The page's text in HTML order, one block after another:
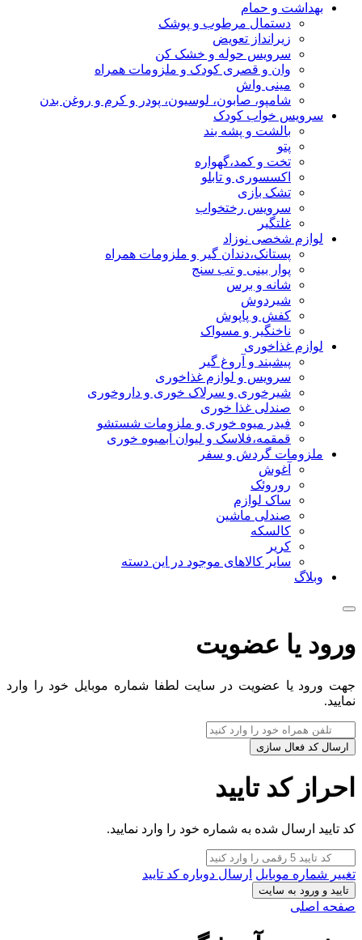
بهداشت و حمام
دستمال مرطوب و پوشک
زیرانداز تعویض
سرویس حوله و خشک کن
وان و قصری کودک و ملزومات همراه
مینی واش
شامپو، صابون، لوسیون، پودر و کرم و روغن بدن
سرویس خواب کودک
بالشت و پشه بند
پتو
تخت و کمد،گهواره
اکسسوری و تابلو
تشک بازی
سرویس رختخواب
غلتگیر
لوازم شخصی نوزاد
پستانک،دندان گیر و ملزومات همراه
پوار بینی و تب سنج
شانه و برس
شیردوش
کفش و پاپوش
ناخنگیر و مسواک
لوازم غذاخوری
پیشبند و آروغ گیر
سرویس و لوازم غذاخوری
شیرخوری و سرلاک خوری و داروخوری
صندلی غذا خوری
فیدر میوه خوری و ملزومات شستشو
قمقمه،فلاسک و لیوان آبمیوه خوری
ملزومات گردش و سفر
آغوش
روروئک
ساک لوازم
صندلی ماشین
کالسکه
کریر
سایر کالاهای موجود در این دسته
وبلاگ
ورود یا عضویت
جهت ورود یا عضویت در سایت لطفا شماره موبایل خود را وارد
نمایید.
ارسال کد فعال سازی
احراز کد تایید
کد تایید ارسال شده به شماره خود را وارد نمایید.
تغییر شماره موبایل ارسال دوباره کد تایید
تایید و ورود به سایت
صفحه اصلی